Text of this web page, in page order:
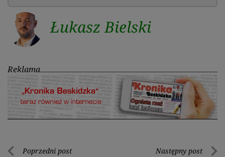
Łukasz Bielski
Reklama
Poprzedni post Następny post